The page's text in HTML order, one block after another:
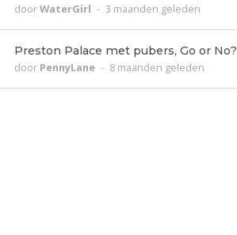
doorWaterGirl - 3 maanden geleden
Preston Palace met pubers, Go or No?
door PennyLane - 8 maanden geleden